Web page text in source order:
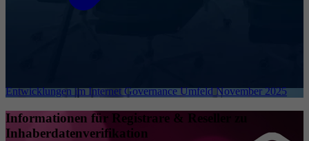
Entwicklungen im Internet Governance Umfeld November 2025
Informationen für Registrare & Reseller zu
Inhaberdatenverifikation